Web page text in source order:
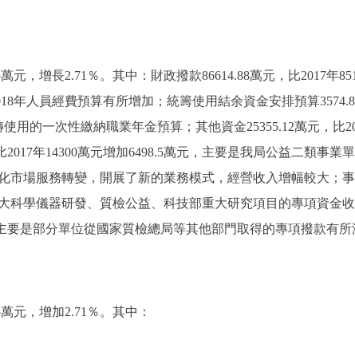
，增長2.71％。其中：財政撥款86614.88萬元，比2017年
年人員經費預算有所增加；統籌使用結余資金安排預算
用的一次性繳納職業年金預算；其他資金25355.12萬元，比
年14300萬元增加6498.5萬元，主要是我局公益二類事業
場服務轉變，開展了新的業務模式，經營收入增幅較大；
科學儀器研發、質檢公益、科技部重大研究項目的專項資金
要是部分單位從國家質檢總局等其他部門取得的專項撥款有所
元，增加2.71％。其中：